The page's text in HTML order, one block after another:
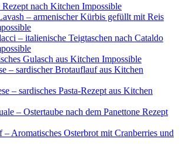
Rezept nach Kitchen Impossible
– armenischer Kürbis gefüllt mit Reis
– italienische Teigtaschen nach Cataldo
Gulasch aus Kitchen Impossible
– sardischer Brotauflauf aus Kitchen
– sardisches Pasta-Rezept aus Kitchen
– Ostertaube nach dem Panettone Rezept
– Aromatisches Osterbrot mit Cranberries und